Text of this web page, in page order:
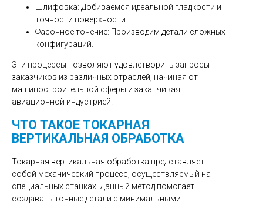
Шлифовка: Добиваемся идеальной гладкости и
точности поверхности.
Фасонное точение: Производим детали сложных
конфигураций.
Эти процессы позволяют удовлетворить запросы
заказчиков из различных отраслей, начиная от
машиностроительной сферы и заканчивая
авиационной индустрией.
ЧТО ТАКОЕ ТОКАРНАЯ
ВЕРТИКАЛЬНАЯ ОБРАБОТКА
Токарная вертикальная обработка представляет
собой механический процесс, осуществляемый на
специальных станках. Данный метод помогает
создавать точные детали с минимальными